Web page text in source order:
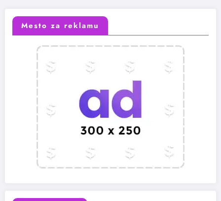
Mesto za reklamu